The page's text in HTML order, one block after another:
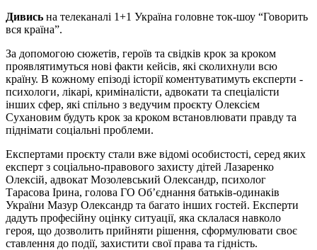
Дивись на телеканалі 1+1 Україна головне ток-шоу “Говорить
вся країна”.
За допомогою сюжетів, героїв та свідків крок за кроком
проявлятимуться нові факти кейсів, які сколихнули всю
країну. В кожному епізоді історії коментуватимуть експерти -
психологи, лікарі, криміналісти, адвокати та спеціалісти
інших сфер, які спільно з ведучим проєкту Олексієм
Сухановим будуть крок за кроком встановлювати правду та
піднімати соціальні проблеми.
Експертами проєкту стали вже відомі особистості, серед яких
експерт з соціально-правового захисту дітей Лазаренко
Олексій, адвокат Мозолевський Олександр, психолог
Тарасова Ірина, голова ГО Об’єднання батьків-одинаків
України Мазур Олександр та багато інших гостей. Експерти
дадуть професійну оцінку ситуації, яка склалася навколо
героя, що дозволить прийняти рішення, сформулювати своє
ставлення до події, захистити свої права та гідність.